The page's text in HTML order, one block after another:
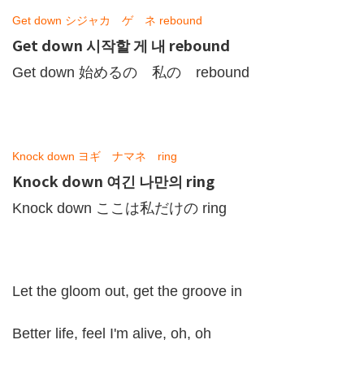
Get down シジャカ ゲ ネ rebound
Get down 시작할 게 내 rebound
Get down 始めるの 私の rebound
Knock down ヨギ ナマネ ring
Knock down 여긴 나만의 ring
Knock down ここは私だけの ring
Let the gloom out, get the groove in
Better life, feel I'm alive, oh, oh